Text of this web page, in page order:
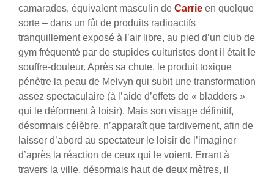
camarades, équivalent masculin de Carrie en quelque
sorte – dans un fût de produits radioactifs
tranquillement exposé à l’air libre, au pied d’un club de
gym fréquenté par de stupides culturistes dont il était le
souffre-douleur. Après sa chute, le produit toxique
pénètre la peau de Melvyn qui subit une transformation
assez spectaculaire (à l’aide d’effets de « bladders »
qui le déforment à loisir). Mais son visage définitif,
désormais célèbre, n’apparaît que tardivement, afin de
laisser d’abord au spectateur le loisir de l’imaginer
d’après la réaction de ceux qui le voient. Errant à
travers la ville, désormais haut de deux mètres, il